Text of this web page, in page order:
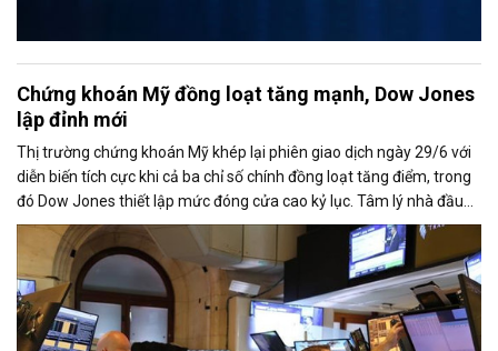
Chứng khoán Mỹ đồng loạt tăng mạnh, Dow Jones
lập đỉnh mới
Thị trường chứng khoán Mỹ khép lại phiên giao dịch ngày 29/6 với
diễn biến tích cực khi cả ba chỉ số chính đồng loạt tăng điểm, trong
đó Dow Jones thiết lập mức đóng cửa cao kỷ lục. Tâm lý nhà đầu
tư được cải thiện nhờ căng thẳng giữa Mỹ và Iran có dấu hiệu hạ
nhiệt, trong khi nhóm cổ phiếu công nghệ lấy lại đà tăng trước thềm
mùa công bố kết quả kinh doanh quý II.